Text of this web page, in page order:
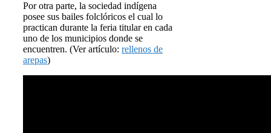
Por otra parte, la sociedad indígena
posee sus bailes folclóricos el cual lo
practican durante la feria titular en cada
uno de los municipios donde se
encuentren. (Ver artículo: rellenos de
arepas)